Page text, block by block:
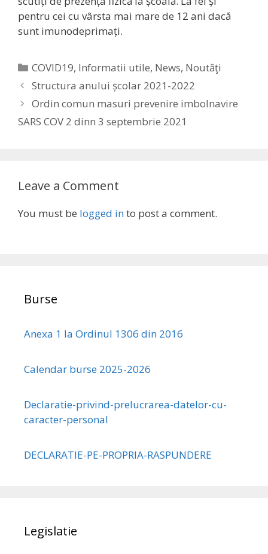
pentru cei cu vârsta mai mare de 12 ani dacă
sunt imunodeprimați.
Categories
COVID19, Informatii utile, News, Noutăţi
Structura anului școlar 2021-2022
Ordin comun masuri prevenire imbolnavire
SARS COV 2 dinn 3 septembrie 2021
Leave a Comment
You must be logged into post a comment.
Burse
Anexa 1 la Ordinul 1306 din 2016
Calendar burse 2025-2026
Declaratie-privind-prelucrarea-datelor-cu-
caracter-personal
DECLARATIE-PE-PROPRIA-RASPUNDERE
Legislatie